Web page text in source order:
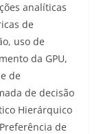
analíticas
de
uso de
da GPU,
de
de decisão
Hierárquico
de